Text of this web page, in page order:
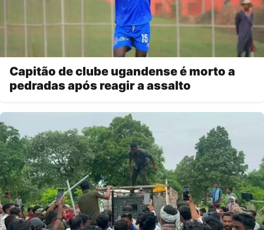
Capitão de clube ugandense é morto a
pedradas após reagir a assalto